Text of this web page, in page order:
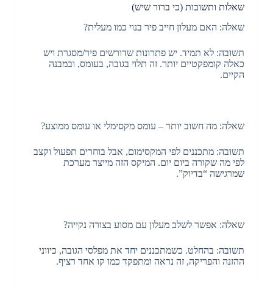
שאלות ותשובות (כי ברור שיש)
שאלה: האם מעלון חייב פיר בנוי כמו מעלית?
תשובה: לא תמיד. יש פתרונות שדורשים פיר/מסגרת ויש
כאלה קומפקטיים יותר. זה תלוי בגובה, בעומס, ובמבנה
הקיים.
שאלה: מה חשוב יותר – עומס מקסימלי או עומס ממוצע?
תשובה: מתכננים לפי המקסימום, אבל בוחרים תפעול וקצב
לפי מה שקורה ביום יום. המיקס הזה מייצר מערכת
שמרגישה “בדיוק”.
שאלה: אפשר לשלב מעלון עם מסוע בצורה נקייה?
תשובה: בהחלט. כשמתכננים יחד את מפלסי הגובה, כיווני
ההזנה והפריקה, זה נראה ומתפקד כמו קו אחד רציף.